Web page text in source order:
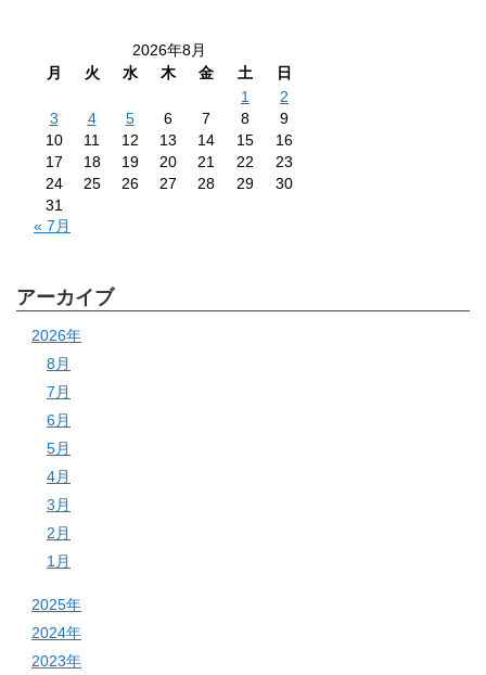
2026年8月
月
火 水 木 金 土
日
1
2
3
4 5 6 7 8
9
10
11 12 13 14 15
16
17
18 19 20 21 22
23
24
25 26 27 28 29
30
31
« 7月
アーカイブ
2026年
8月
7月
6月
5月
4月
3月
2月
1月
2025年
2024年
2023年